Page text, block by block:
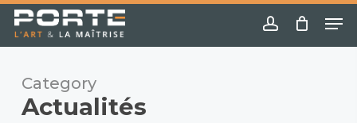
Skip
main
account
Category
Actualités